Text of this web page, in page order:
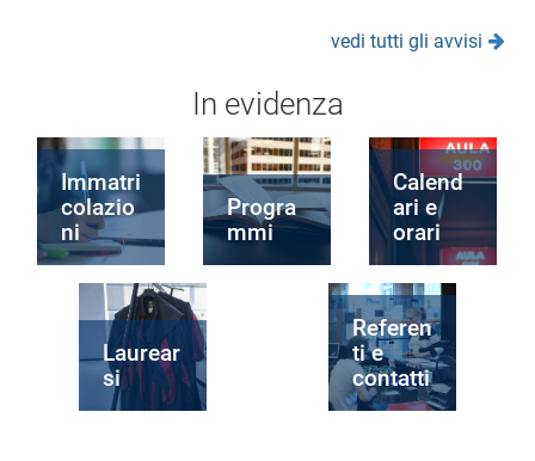
vedi tutti gli avvisi
In evidenza
Immatri
colazio
ni
Progra
mmi
Calend
ari e
orari
Laurear
si
Referen
ti e
contatti